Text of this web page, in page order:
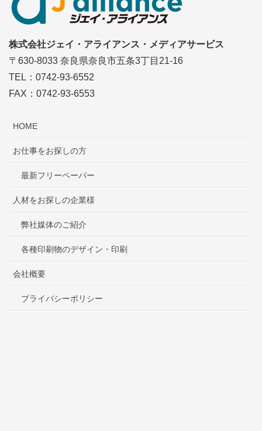
株式会社ジェイ・アライアンス・メディアサービス
〒630-8033 奈良県奈良市五条3丁目21-16
TEL：0742-93-6552
FAX：0742-93-6553
HOME
お仕事をお探しの方
最新フリーペーパー
人材をお探しの企業様
弊社媒体のご紹介
各種印刷物のデザイン・印刷
会社概要
プライバシーポリシー